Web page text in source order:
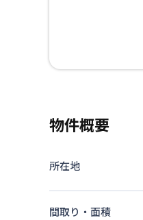
物件概要
所在地
間取り・面積